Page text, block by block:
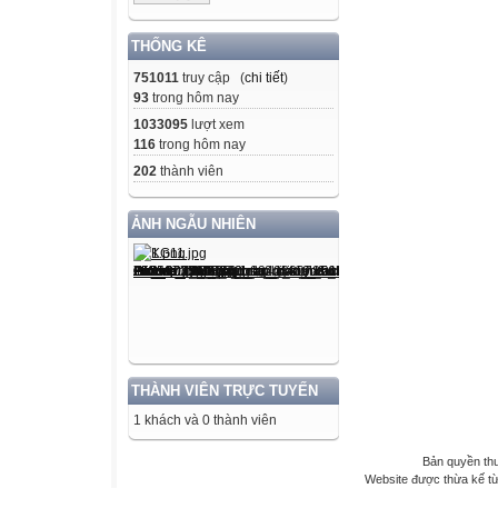
THỐNG KÊ
751011 truy cập (chi tiết)
93 trong hôm nay
1033095 lượt xem
116 trong hôm nay
202 thành viên
ẢNH NGẪU NHIÊN
THÀNH VIÊN TRỰC TUYẾN
1 khách và 0 thành viên
Bản quyền
Website được thừa kế